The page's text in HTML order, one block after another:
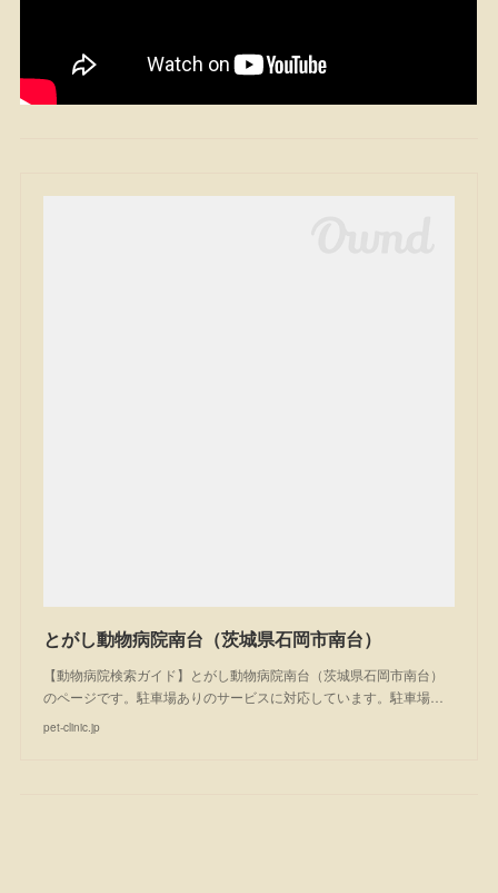
とがし動物病院南台（茨城県石岡市南台）
【動物病院検索ガイド】とがし動物病院南台（茨城県石岡市南台）
のページです。駐車場ありのサービスに対応しています。駐車場…
pet-clinic.jp